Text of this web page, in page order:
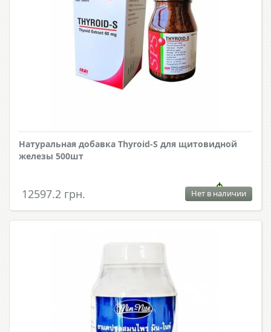
Натуральная добавка Thyroid-S для щитовидной
железы 500шт
12597.2 грн. Нет в наличии